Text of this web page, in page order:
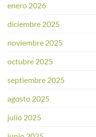
enero 2026
diciembre 2025
noviembre 2025
octubre 2025
septiembre 2025
agosto 2025
julio 2025